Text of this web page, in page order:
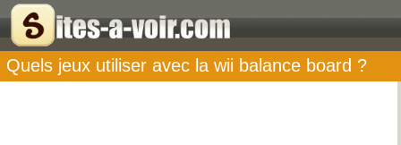
Quels jeux utiliser avec la wii balance board ?